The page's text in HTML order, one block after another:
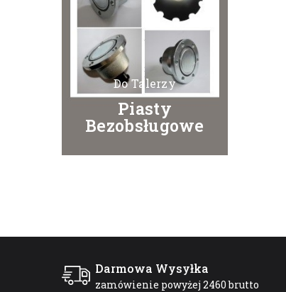
Do Talerzy
Piasty
Bezobsługowe
Darmowa Wysyłka
zamówienie powyżej 2460 brutto